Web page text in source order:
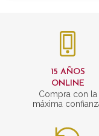
15 AÑOS
ONLINE
Compra con la
máxima